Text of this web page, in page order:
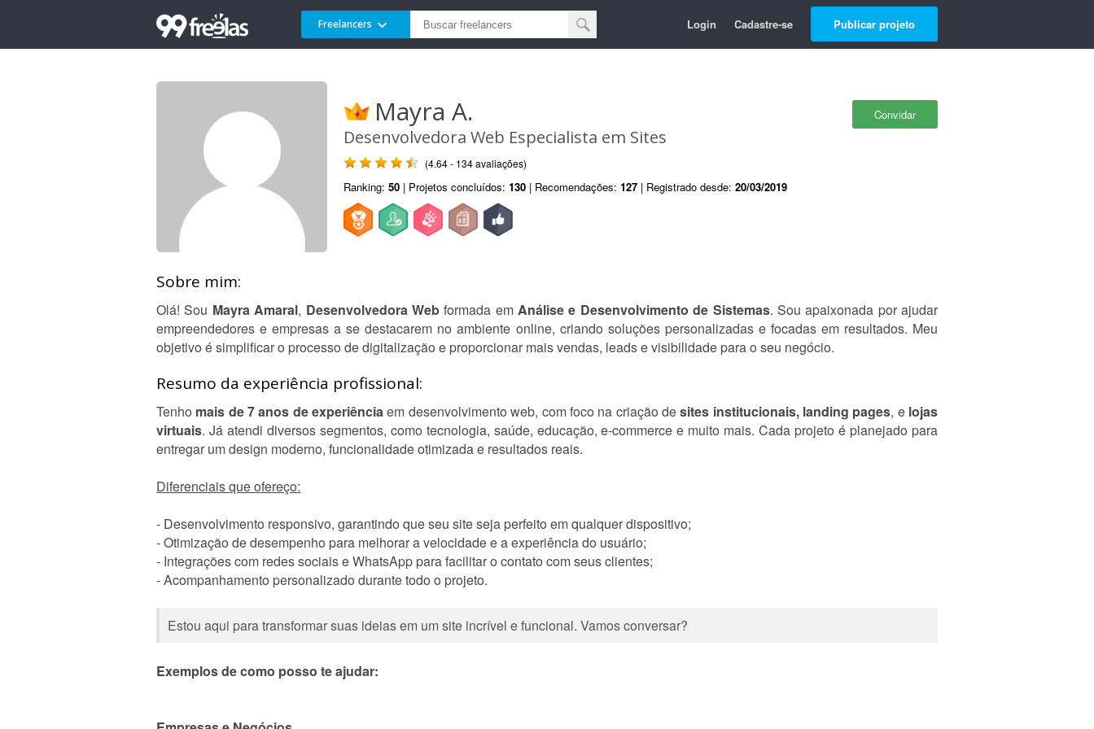
Freelancers Login Cadastre-se Publicar projeto
Convidar
Mayra A.
Desenvolvedora Web Especialista em Sites
(4.64 - 134 avaliações)
Ranking: 50 | Projetos concluídos: 130 | Recomendações: 127 | Registrado desde: 20/03/2019
Sobre mim:
Olá! Sou Mayra Amaral, Desenvolvedora Webformada em Análise e Desenvolvimento de Sistemas. Sou apaixonada por ajudar
empreendedores e empresas a se destacarem no ambiente online, criando soluções personalizadas e focadas em resultados. Meu
objetivo é simplificar o processo de digitalização e proporcionar mais vendas, leads e visibilidade para o seu negócio.
Resumo da experiência profissional:
Tenho mais de 7 anos de experiênciaem desenvolvimento web, com foco na criação desites institucionais, landing pages, e lojas
virtuais. Já atendi diversos segmentos, como tecnologia, saúde, educação, e-commerce e muito mais. Cada projeto é planejado para
entregar um design moderno, funcionalidade otimizada e resultados reais.
Diferenciais que ofereço:
- Desenvolvimento responsivo, garantindo que seu site seja perfeito em qualquer dispositivo;
- Otimização de desempenho para melhorar a velocidade e a experiência do usuário;
- Integrações com redes sociais e WhatsApp para facilitar o contato com seus clientes;
- Acompanhamento personalizado durante todo o projeto.
Estou aqui para transformar suas ideias em um site incrível e funcional. Vamos conversar?
Exemplos de como posso te ajudar: